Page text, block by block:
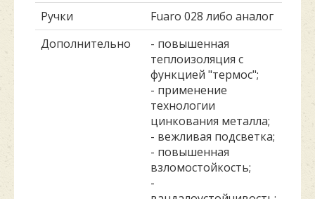
Ручки
Fuaro 028 либо аналог
Дополнительно
- повышенная
теплоизоляция с
функцией "термос";
- применение
технологии
цинкования металла;
- вежливая подсветка;
- повышенная
взломостойкость;
-